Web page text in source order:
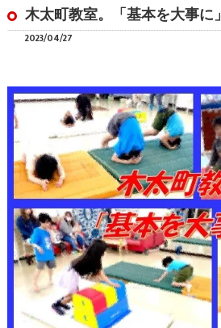
木太町教室。「基本を大事に」
2023/04/27